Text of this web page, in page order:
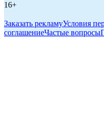
16+
Заказать рекламуУсловия
соглашениеЧастые вопросы